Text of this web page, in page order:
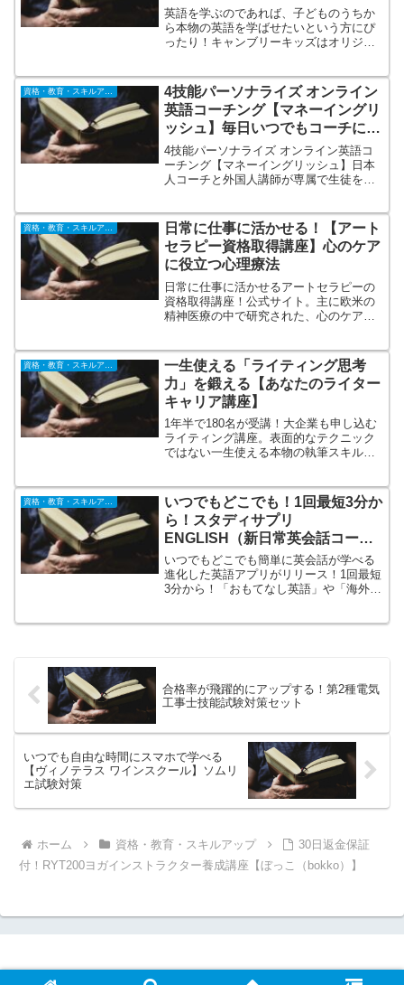
る！【Cambly Kids（キャンブリ
ーキッズ）】
英語を学ぶのであれば、子どものうちか
ら本物の英語を学ばせたいという方にぴ
ったり！キャンブリーキッズはオリジナ
らの質の高いネイティブ講師に英語を基
礎から楽しくべます。
資格・教育・スキルアップ
4技能パーソナライズ オンライン
英語コーチング【マネーイングリ
ッシュ】毎日いつでもコーチに相
談可能！
4技能パーソナライズ オンライン英語コ
ーチング【マネーイングリッシュ】日本
人コーチと外国人講師が専属で生徒をサ
伴奏するから成長を加速させます。生徒
一人一人にパーソナライズされたカリキ
ュラムを提供。毎日いつでもコーチに相
談可能。
資格・教育・スキルアップ
日常に仕事に活かせる！【アート
セラピー資格取得講座】心のケア
に役立つ心理療法
日常に仕事に活かせるアートセラピーの
資格取得講座！公式サイト。主に欧米の
精神医療の中で研究された、心のケアに
を目的としたものばかりでなく、健康な
人の悩みや苦しみを癒し、自己成長や自
分らしさを取り戻すことにも役立ちま
す。
一生使える「ライティング思考
力」を鍛える【あなたのライター
キャリア講座】
1年半で180名が受講！大企業も申し込む
ライティング講座。表面的なテクニック
ではない一生使える本物の執筆スキルを
になるには書くための「思考力」こそが
必要である。そんな想いからカリキュラ
ムをゼロから2年かけて立ち上げました。
資格・教育・スキルアップ
いつでもどこでも！1回最短3分か
ら！スタディサプリ
ENGLISH（新日常英会話コー
ス）簡単に英会話が学べる進化し
た英語アプリ
いつでもどこでも簡単に英会話が学べる
進化した英語アプリがリリース！1回最短
3分から！「おもてなし英語」や「海外旅
合格率が飛躍的にアップする！第2種電気
工事士技能試験対策セット
いつでも自由な時間にスマホで学べる
【ヴィノテラス ワインスクール】ソムリ
エ試験対策
ホーム 資格・教育・スキルアップ
30日返金保証
付！RYT200ヨガインストラクター養成講座【ぼっこ（bokko）】